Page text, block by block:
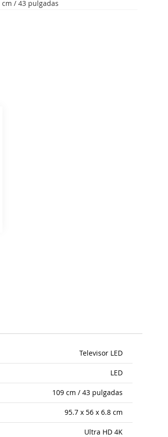
/ 43 pulgadas
Televisor LED
LED
109 cm / 43 pulgadas
95.7 x 56 x 6.8 cm
Ultra HD 4K